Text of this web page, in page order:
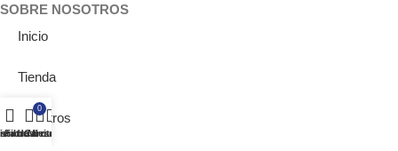
SOBRE NOSOTROS
Inicio
Tienda
Nosotros
Filtros
de deseos
0
Carrito
Mi cuenta